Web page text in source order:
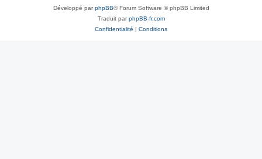
Développé parphpBB® Forum Software © phpBB Limited
Traduit parphpBB-fr.com
Confidentialité | Conditions